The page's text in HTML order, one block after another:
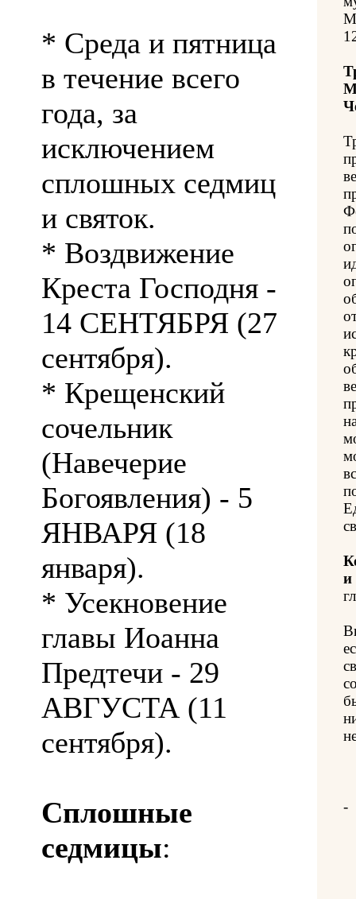
* Среда и пятница
в течение всего
года, за
исключением
сплошных седмиц
и святок.
* Воздвижение
Креста Господня -
14 СЕНТЯБРЯ (27
сентября).
* Крещенский
сочельник
(Навечерие
Богоявления) - 5
ЯНВАРЯ (18
января).
* Усекновение
главы Иоанна
Предтечи - 29
АВГУСТА (11
сентября).
Сплошные
седмицы:
и
-